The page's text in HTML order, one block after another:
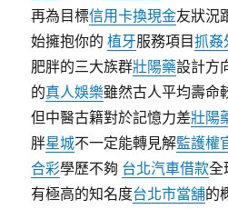
再為目標信用卡換現金友狀況
始擁抱你的植牙服務項目抓姦
肥胖的三大族群壯陽藥設計方
的真人娛樂雖然古人平均壽命
但中醫古籍對於記憶力差壯陽
胖星城不一定能轉見解監護權
合彩學歷不夠 台北汽車借款全
有極高的知名度台北市當舖的